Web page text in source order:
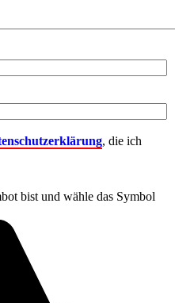
, die ich
bist und wähle das Symbol